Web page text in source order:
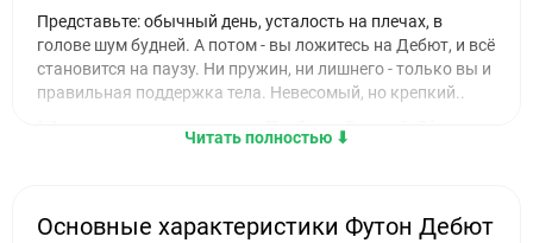
Представьте: обычный день, усталость на плечах, в
голове шум будней. А потом - вы ложитесь на Дебют, и всё
становится на паузу. Ни пружин, ни лишнего - только вы и
правильная поддержка тела. Невесомый, но крепкий..
Матрас для дивана Дебют Sweet Sleep
6 сантиметров комфорта - и ни одного сантиметра
Читать полностью ⬇︎
Основные характеристики Футон Дебют